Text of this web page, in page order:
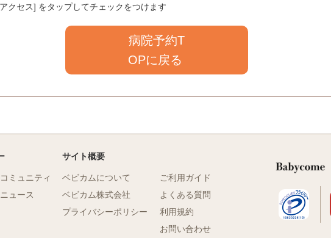
クセス] をタップしてチェックをつけます
病院予約T
OPに戻る
コミュニティ
ニュース
サイト概要
ベビカムについて
ベビカム株式会社
プライバシーポリシー
ご利用ガイド
よくある質問
利用規約
お問い合わせ